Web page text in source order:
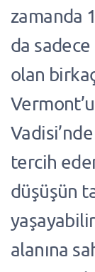
zamanda
da
olan
tercih
düşüşün
alanına